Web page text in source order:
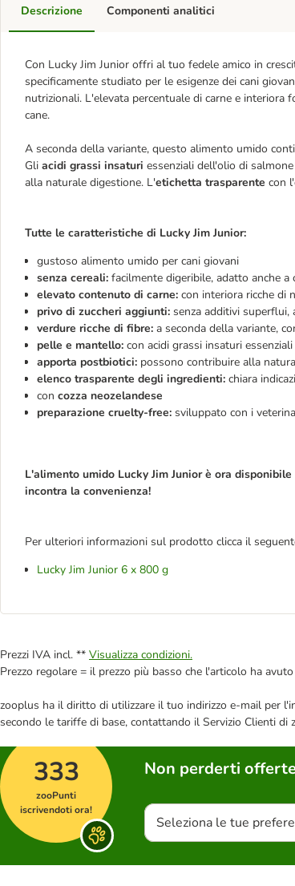
Descrizione
Con Lucky Jim Junior offri al tuo fedele amico in
specificamente studiato per le esigenze dei cani
nutrizionali. L'elevata percentuale di carne e
cane.
A seconda della variante, questo alimento umido
Gli acidi grassi insaturi essenziali dell'olio di
alla naturale digestione. L'etichetta trasparente con
Tutte le caratteristiche di Lucky Jim Junior:
gustoso alimento umido per cani giovani
senza cereali: facilmente digeribile, adatto anche
elevato contenuto di carne: con interiora ricche di
privo di zuccheri aggiunti: senza additivi superflui,
verdure ricche di fibre: a seconda della variante,
pelle e mantello: con acidi grassi insaturi
apporta postbiotici: possono contribuire alla
elenco trasparente degli ingredienti: chiara
con cozza neozelandese
preparazione cruelty-free: sviluppato con i
L'alimento umido Lucky Jim Juniorè ora disponibile
incontra la convenienza!
Per ulteriori informazioni sul prodotto clicca il
Lucky Jim Junior 6 x 800 g
Componenti analitici
Prezzi IVA incl. ** Visualizza condizioni.
Prezzo regolare = il prezzo più basso che l'articolo ha
zooplus ha il diritto di utilizzare il tuo indirizzo e-mail per
secondo le tariffe di base, contattando il Servizio Clienti di
333
zooPunti
iscrivendoti ora!
Non perderti
Seleziona le tue